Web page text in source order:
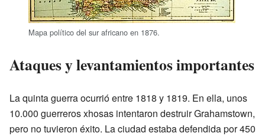
Mapa político del sur africano en 1876.
Ataques y levantamientos importantes
La quinta guerra ocurrió entre 1818 y 1819. En ella, unos
10.000 guerreros xhosas intentaron destruir Grahamstown,
pero no tuvieron éxito. La ciudad estaba defendida por 450